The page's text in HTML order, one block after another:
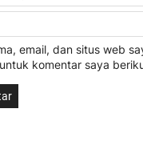
email, dan situs web
komentar saya